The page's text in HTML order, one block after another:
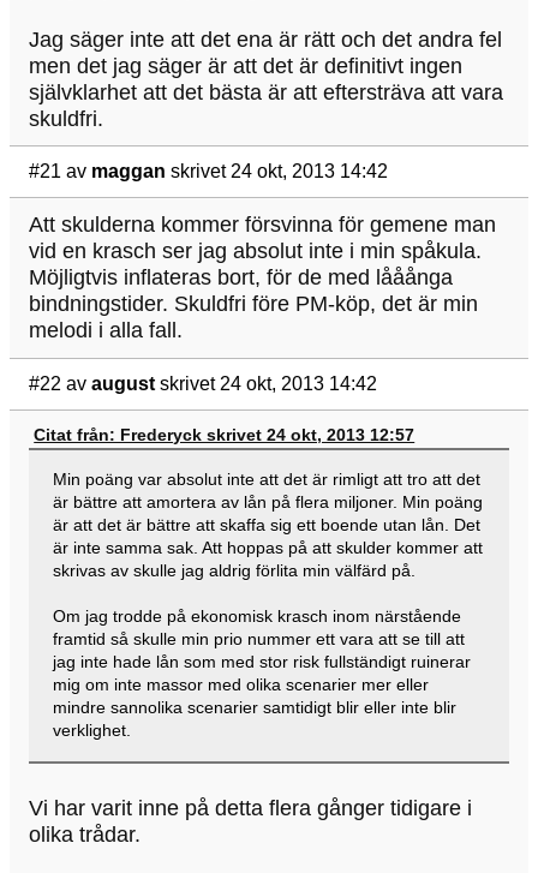
Jag säger inte att det ena är rätt och det andra fel
men det jag säger är att det är definitivt ingen
självklarhet att det bästa är att eftersträva att vara
skuldfri.
#21 av maggan skrivet 24 okt, 2013 14:42
Att skulderna kommer försvinna för gemene man
vid en krasch ser jag absolut inte i min spåkula.
Möjligtvis inflateras bort, för de med lååånga
bindningstider. Skuldfri före PM-köp, det är min
melodi i alla fall.
#22 av august skrivet 24 okt, 2013 14:42
Citat från: Frederyck skrivet 24 okt, 2013 12:57
Min poäng var absolut inte att det är rimligt att tro att det
är bättre att amortera av lån på flera miljoner. Min poäng
är att det är bättre att skaffa sig ett boende utan lån. Det
är inte samma sak. Att hoppas på att skulder kommer att
skrivas av skulle jag aldrig förlita min välfärd på.
Om jag trodde på ekonomisk krasch inom närstående
framtid så skulle min prio nummer ett vara att se till att
jag inte hade lån som med stor risk fullständigt ruinerar
mig om inte massor med olika scenarier mer eller
mindre sannolika scenarier samtidigt blir eller inte blir
verklighet.
Vi har varit inne på detta flera gånger tidigare i
olika trådar.